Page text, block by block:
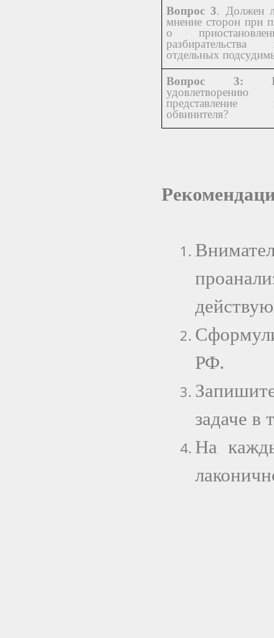
Вопрос 3. Должен
мнение сторон при
о
отдельных
Вопрос 3:
удовлетворению
представление
обвинителя?
РФ.
задаче в
На